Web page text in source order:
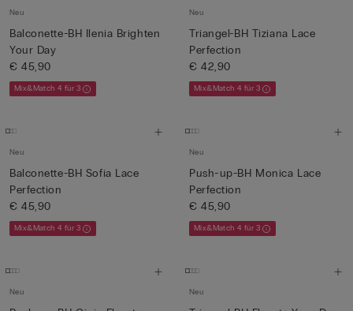
Neu
Balconette-BH Ilenia Brighten
Your Day
€ 45,90
Mix&Match 4 für 3
Neu
Triangel-BH Tiziana Lace
Perfection
€ 42,90
Mix&Match 4 für 3
Neu
Balconette-BH Sofia Lace
Perfection
€ 45,90
Mix&Match 4 für 3
Neu
Push-up-BH Monica Lace
Perfection
€ 45,90
Mix&Match 4 für 3
Neu Neu